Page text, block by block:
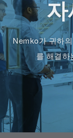
Nemko가 귀하
를 해결